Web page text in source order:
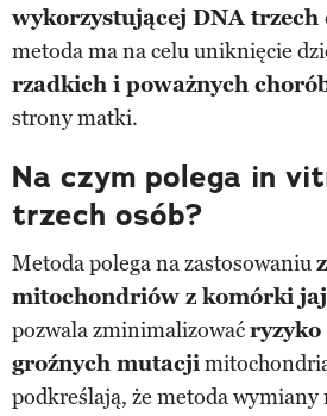
wykorzystującej DNA trzech
metoda ma na celu uniknięcie
rzadkich i poważnych
strony matki.
Na czym polega in
trzech osób?
Metoda polega na zastosowaniu
mitochondriów z komórki
pozwala zminimalizowaćryzyko
groźnych mutacji
podkreślają, że metoda